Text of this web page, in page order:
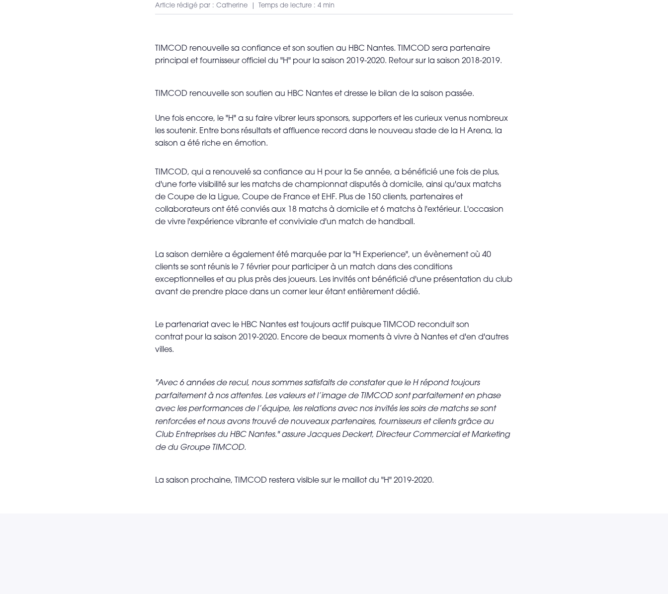
Article rédigé par : Catherine Temps de lecture : 4 min
TIMCOD renouvelle sa confiance et son soutien au HBC Nantes. TIMCOD sera partenaire
principal et fournisseur officiel du "H" pour la saison 2019-2020. Retour sur la saison 2018-2019.
TIMCOD renouvelle son soutien au HBC Nantes et dresse le bilan de la saison passée.
Une fois encore, le "H" a su faire vibrer leurs sponsors, supporters et les curieux venus nombreux
les soutenir. Entre bons résultats et affluence record dans le nouveau stade de la H Arena, la
saison a été riche en émotion.
TIMCOD, qui a renouvelé sa confiance au H pour la 5e année, a bénéficié une fois de plus,
d'une forte visibilité sur les matchs de championnat disputés à domicile, ainsi qu'aux matchs
de Coupe de la Ligue, Coupe de France et EHF. Plus de 150 clients, partenaires et
collaborateurs ont été conviés aux 18 matchs à domicile et 6 matchs à l'extérieur. L'occasion
de vivre l'expérience vibrante et conviviale d'un match de handball.
La saison dernière a également été marquée par la "H Experience", un évènement où 40
clients se sont réunis le 7 février pour participer à un match dans des conditions
exceptionnelles et au plus près des joueurs. Les invités ont bénéficié d'une présentation du club
avant de prendre place dans un corner leur étant entièrement dédié.
Le partenariat avec le HBC Nantes est toujours actif puisque TIMCOD reconduit son
contrat pour la saison 2019-2020. Encore de beaux moments à vivre à Nantes et d'en d'autres
villes.
"Avec 6 années de recul, nous sommes satisfaits de constater que le H répond toujours
parfaitement à nos attentes. Les valeurs et l’image de TIMCOD sont parfaitement en phase
avec les performances de l’équipe, les relations avec nos invités les soirs de matchs se sont
renforcées et nous avons trouvé de nouveaux partenaires, fournisseurs et clients grâce au
Club Entreprises du HBC Nantes." assure Jacques Deckert, Directeur Commercial et Marketing
de du Groupe TIMCOD.
La saison prochaine, TIMCOD restera visible sur le maillot du "H" 2019-2020.